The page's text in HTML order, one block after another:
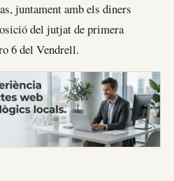
juntament amb els diners
del jutjat de primera
6 del Vendrell.